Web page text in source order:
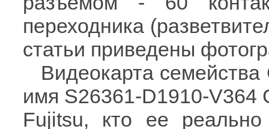
переходника
статьи приведены
Видеокарта
имя S26361-D1910-V364
Fujitsu, кто ее